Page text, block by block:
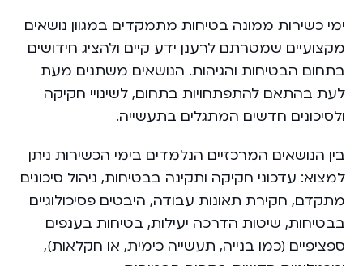
ימי כשירות ממונה בטיחות מתמקדים במגוון נושאים
מקצועיים שמטרתם לרענן ידע קיים ולהציג חידושים
בתחום הבטיחות והגיהות. הנושאים משתנים מעת
לעת בהתאם להתפתחויות בתחום, לשינויי חקיקה
ולסיכונים חדשים המתגלים בתעשייה.
בין הנושאים המרכזיים הנלמדים בימי הכשירות ניתן
למצוא: עדכוני חקיקה ותקינה בבטיחות, ניהול סיכונים
מתקדם, חקירת תאונות עבודה, היבטים פסיכולוגיים
בבטיחות, שיטות הדרכה יעילות, בטיחות בענפים
ספציפיים (כמו בנייה, תעשייה כימית, או חקלאות),